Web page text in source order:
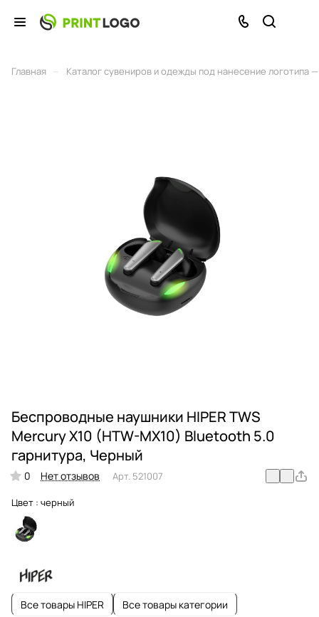
Главная Каталог сувениров и одежды под нанесение логотипа
Беспроводные наушники HIPER TWS
Mercury X10 (HTW-MX10) Bluetooth 5.0
гарнитура, Черный
0 Нет отзывов Арт. 521007
Цвет : черный
Все товары HIPER Все товары категории